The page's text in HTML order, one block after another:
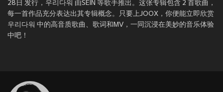
28日 发行，우리다워 由SEIN 等歌手推出。这张专辑包含 2 首歌曲，
每一首作品充分表达出其专辑概念。只要上JOOX，你便能立即欣赏
우리다워 中的高音质歌曲、歌词和MV，一同沉浸在美妙的音乐体验
中吧！